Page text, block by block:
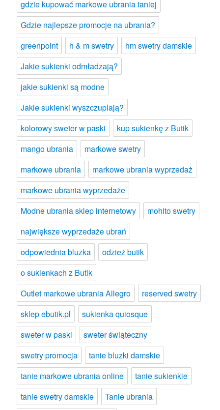
gdzie kupować markowe ubrania taniej
Gdzie najlepsze promocje na ubrania?
greenpoint
h & m swetry
hm swetry damskie
Jakie sukienki odmładzają?
jakie sukienki są modne
Jakie sukienki wyszczuplają?
kolorowy sweter w paski
kup sukienkę z Butik
mango ubrania
markowe swetry
markowe ubrania
markowe ubrania wyprzedaż
markowe ubrania wyprzedaże
Modne ubrania sklep internetowy
mohito swetry
największe wyprzedaże ubrań
odpowiednia bluzka
odzież butik
o sukienkach z Butik
Outlet markowe ubrania Allegro
reserved swetry
sklep ebutik.pl
sukienka quiosque
sweter w paski
sweter świąteczny
swetry promocja
tanie bluzki damskie
tanie markowe ubrania online
tanie sukienkie
tanie swetry damskie
Tanie ubrania